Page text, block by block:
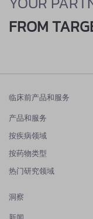
FROM
临床前产品和服务
产品和服务
按疾病领域
按药物类型
热门研究领域
洞察